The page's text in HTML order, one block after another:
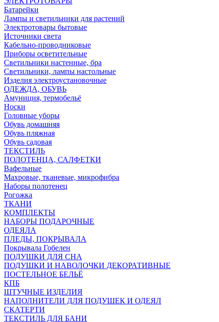
Батарейки
Лампы и светильники для растений
Электротовары бытовые
Источники света
Кабельно-проводниковые
Приборы осветительные
Светильники настенные, бра
Светильники, лампы настольные
Изделия электроустановочные
ОДЕЖДА, ОБУВЬ
Амуниция, термобельё
Носки
Головные уборы
Обувь домашняя
Обувь пляжная
Обувь садовая
ТЕКСТИЛЬ
ПОЛОТЕНЦА, САЛФЕТКИ
Вафельные
Махровые, тканевые, микрофибра
Наборы полотенец
Рогожка
ТКАНИ
КОМПЛЕКТЫ
НАБОРЫ ПОДАРОЧНЫЕ
ОДЕЯЛА
ПЛЕДЫ, ПОКРЫВАЛА
Покрывала Гобелен
ПОДУШКИ ДЛЯ СНА
ПОДУШКИ И НАВОЛОЧКИ ДЕКОРАТИВНЫЕ
ПОСТЕЛЬНОЕ БЕЛЬЁ
КПБ
ШТУЧНЫЕ ИЗДЕЛИЯ
НАПОЛНИТЕЛИ ДЛЯ ПОДУШЕК И ОДЕЯЛ
СКАТЕРТИ
ТЕКСТИЛЬ ДЛЯ БАНИ